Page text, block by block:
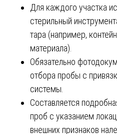
Для каждого участка
стерильный
тара (например,
материала).
Обязательно
отбора пробы с
системы.
Составляется
проб с указанием
внешних признаков